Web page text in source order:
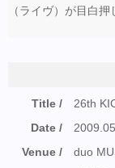
（ライヴ）が目白
Title
26th
Date
Venue
duo